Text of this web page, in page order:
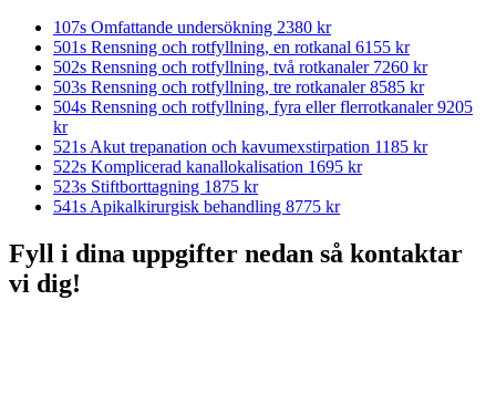
107s Omfattande undersökning 2380 kr
501s Rensning och rotfyllning, en rotkanal 6155 kr
502s Rensning och rotfyllning, två rotkanaler 7260 kr
503s Rensning och rotfyllning, tre rotkanaler8585 kr
504s Rensning och rotfyllning, fyra eller flerrotkanaler9205
kr
521s Akut trepanation och kavumexstirpation 1185 kr
522s Komplicerad kanallokalisation 1695 kr
523s Stiftborttagning 1875 kr
541s Apikalkirurgisk behandling 8775 kr
Fyll i dina uppgifter nedan så kontaktar
vi dig!